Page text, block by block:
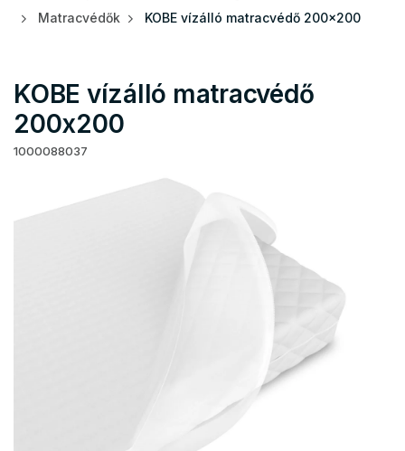
Matracvédők
KOBE vízálló matracvédő 200x200
KOBE vízálló matracvédő
200x200
1000088037